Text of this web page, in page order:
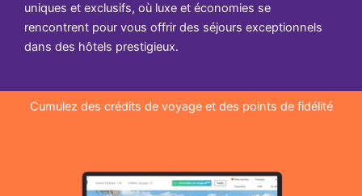
uniques et exclusifs, où luxe et économies se
rencontrent pour vous offrir des séjours exceptionnels
dans des hôtels prestigieux.
Cumulez des crédits de voyage et des points de fidélité